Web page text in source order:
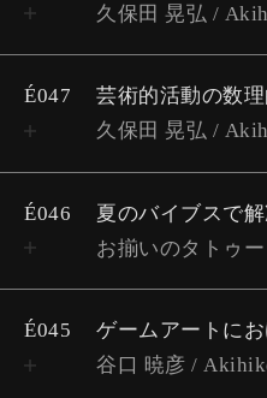
久保田 晃弘 /
É047
芸術的活動の数
久保田 晃弘 /
É046
夏のバイブスで
お揃いのタトゥ
É045
谷口 暁彦 /